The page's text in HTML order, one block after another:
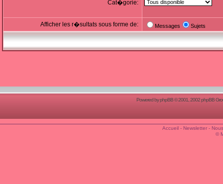
Cat�gorie:
Afficher les r�sultats sous forme de: Messages Sujets
Powered byphpBB© 2001, 2002 phpBB
Accueil- Newsletter-
©